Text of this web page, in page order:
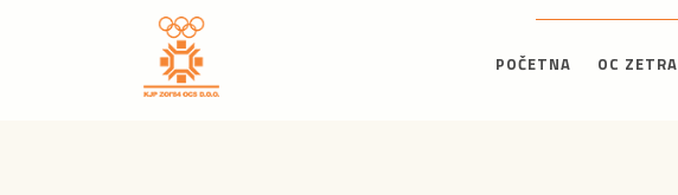
POČETNA OC ZETRA